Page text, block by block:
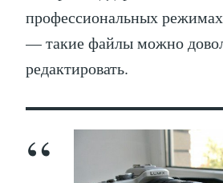
профессиональных
— такие файлы можно
редактировать.